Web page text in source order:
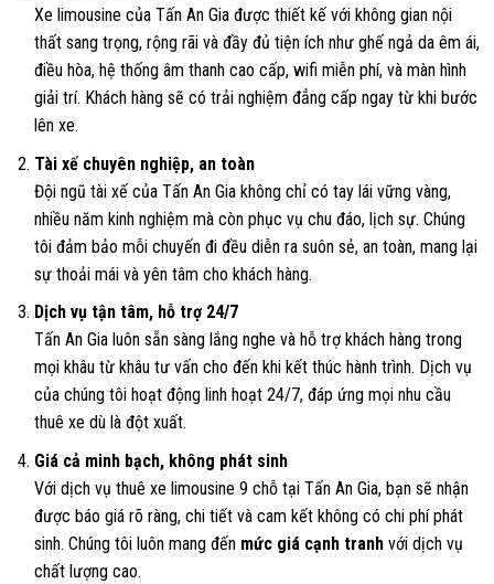
Xe limousine của Tấn An Gia được thiết kế với không gian nội
thất sang trọng, rộng rãi và đầy đủ tiện ích như ghế ngả da êm ái,
điều hòa, hệ thống âm thanh cao cấp, wifi miễn phí, và màn hình
giải trí. Khách hàng sẽ có trải nghiệm đẳng cấp ngay từ khi bước
lên xe.
Tài xế chuyên nghiệp, an toàn
Đội ngũ tài xế của Tấn An Gia không chỉ có tay lái vững vàng,
nhiều năm kinh nghiệm mà còn phục vụ chu đáo, lịch sự. Chúng
tôi đảm bảo mỗi chuyến đi đều diễn ra suôn sẻ, an toàn, mang lại
sự thoải mái và yên tâm cho khách hàng.
Dịch vụ tận tâm, hỗ trợ 24/7
Tấn An Gia luôn sẵn sàng lắng nghe và hỗ trợ khách hàng trong
mọi khâu từ khâu tư vấn cho đến khi kết thúc hành trình. Dịch vụ
của chúng tôi hoạt động linh hoạt 24/7, đáp ứng mọi nhu cầu
thuê xe dù là đột xuất.
Giá cả minh bạch, không phát sinh
Với dịch vụ thuê xe limousine 9 chỗ tại Tấn An Gia, bạn sẽ nhận
được báo giá rõ ràng, chi tiết và cam kết không có chi phí phát
sinh. Chúng tôi luôn mang đến mức giá cạnh tranhvới dịch vụ
chất lượng cao.